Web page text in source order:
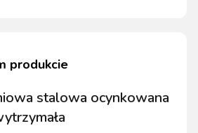
produkcie
stalowa ocynkowana